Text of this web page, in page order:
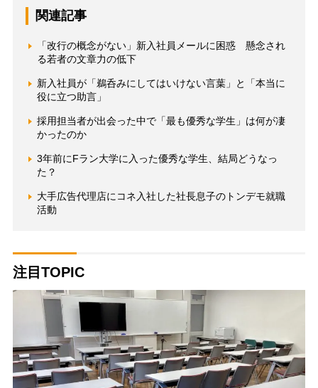
関連記事
「改行の概念がない」新入社員メールに困惑 懸念され
る若者の文章力の低下
新入社員が「鵜呑みにしてはいけない言葉」と「本当に
役に立つ助言」
採用担当者が出会った中で「最も優秀な学生」は何が凄
かったのか
3年前にFラン大学に入った優秀な学生、結局どうなっ
た？
大手広告代理店にコネ入社した社長息子のトンデモ就職
活動
注目TOPIC